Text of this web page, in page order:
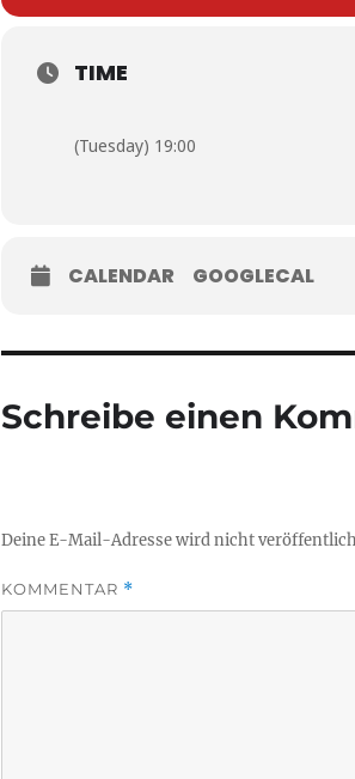
TIME
(Tuesday) 19:00
CALENDAR GOOGLECAL
Schreibe einen
Deine E-Mail-Adresse wird nicht
KOMMENTAR *